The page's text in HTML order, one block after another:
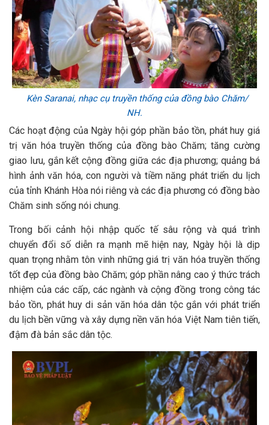
Kèn Saranai, nhạc cụ truyền thống của đồng bào Chăm/
NH.
Các hoạt động của Ngày hội góp phần bảo tồn, phát huy giá
trị văn hóa truyền thống của đồng bào Chăm; tăng cường
giao lưu, gắn kết cộng đồng giữa các địa phương; quảng bá
hình ảnh văn hóa, con người và tiềm năng phát triển du lịch
của tỉnh Khánh Hòa nói riêng và các địa phương có đồng bào
Chăm sinh sống nói chung.
Trong bối cảnh hội nhập quốc tế sâu rộng và quá trình
chuyển đổi số diễn ra mạnh mẽ hiện nay, Ngày hội là dịp
quan trọng nhằm tôn vinh những giá trị văn hóa truyền thống
tốt đẹp của đồng bào Chăm; góp phần nâng cao ý thức trách
nhiệm của các cấp, các ngành và cộng đồng trong công tác
bảo tồn, phát huy di sản văn hóa dân tộc gắn với phát triển
du lịch bền vững và xây dựng nền văn hóa Việt Nam tiên tiến,
đậm đà bản sắc dân tộc.